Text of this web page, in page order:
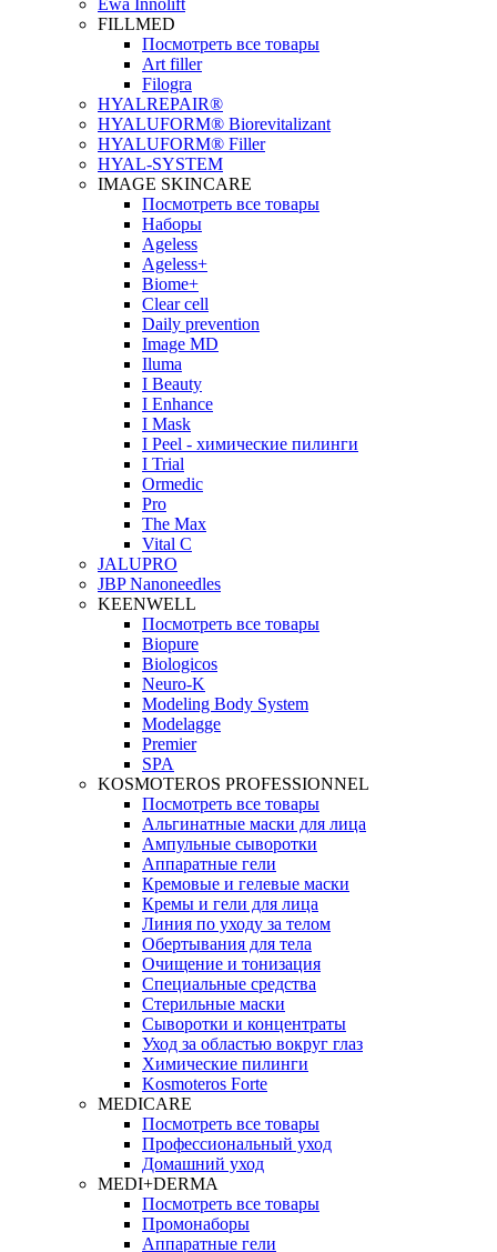
Ewa Innolift
FILLMED
Посмотреть все товары
Art filler
Filogra
НYALREPAIR®
HYALUFORM® Biorevitalizant
HYALUFORM® Filler
HYAL-SYSTEM
IMAGE SKINCARE
Посмотреть все товары
Наборы
Ageless
Ageless+
Biome+
Clear cell
Daily prevention
Image MD
Iluma
I Beauty
I Enhance
I Mask
I Peel - химические пилинги
I Trial
Ormedic
Pro
The Max
Vital C
JALUPRO
JBP Nanoneedles
KEENWELL
Посмотреть все товары
Biopure
Biologicos
Neuro‑K
Modeling Body System
Modelagge
Premier
SPA
KOSMOTEROS PROFESSIONNEL
Посмотреть все товары
Альгинатные маски для лица
Ампульные сыворотки
Аппаратные гели
Кремовые и гелевые маски
Кремы и гели для лица
Линия по уходу за телом
Обертывания для тела
Очищение и тонизация
Специальные средства
Стерильные маски
Сыворотки и концентраты
Уход за областью вокруг глаз
Химические пилинги
Kosmoteros Forte
MEDICARE
Посмотреть все товары
Профессиональный уход
Домашний уход
MEDI+DERMA
Посмотреть все товары
Промонаборы
Аппаратные гели